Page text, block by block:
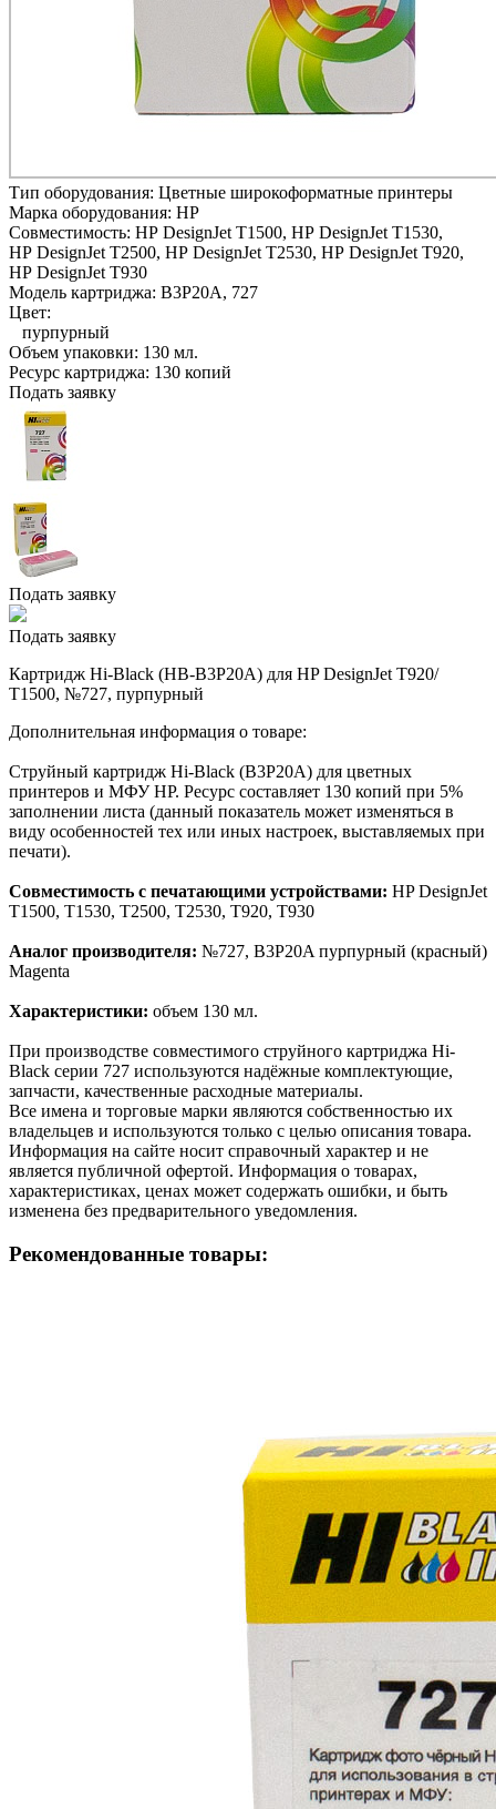
Тип оборудования: Цветные широкоформатные принтеры
Марка оборудования: HP
Совместимость: HP DesignJet T1500, HP DesignJet T1530,
HP DesignJet T2500, HP DesignJet T2530, HP DesignJet T920,
HP DesignJet T930
Модель картриджа: B3P20A, 727
Цвет:
пурпурный
Объем упаковки: 130 мл.
Ресурс картриджа: 130 копий
Подать заявку
Подать заявку
Подать заявку
Картридж Hi-Black (HB-B3P20A) для HP DesignJet T920/
T1500, №727, пурпурный
Дополнительная информация о товаре:
Струйный картридж Hi-Black (B3P20A) для цветных
принтеров и МФУ HP. Ресурс составляет 130 копий при 5%
заполнении листа (данный показатель может изменяться в
виду особенностей тех или иных настроек, выставляемых при
печати).
Совместимость с печатающими устройствами: HP DesignJet
T1500, T1530, T2500, T2530, T920, T930
Аналог производителя: №727, B3P20A пурпурный (красный)
Magenta
Характеристики: объем 130 мл.
При производстве совместимого струйного картриджа Hi-
Black серии 727 используются надёжные комплектующие,
запчасти, качественные расходные материалы.
Все имена и торговые марки являются собственностью их
владельцев и используются только с целью описания товара.
Информация на сайте носит справочный характер и не
является публичной офертой. Информация о товарах,
характеристиках, ценах может содержать ошибки, и быть
изменена без предварительного уведомления.
Рекомендованные товары: